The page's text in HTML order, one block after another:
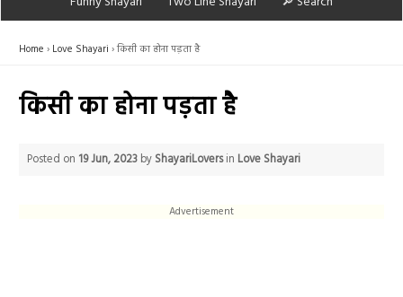
Home Love Shayari किसी का होना पड़ता है
किसी का होना पड़ता है
Posted on 19 Jun, 2023 by ShayariLoversin Love Shayari
Advertisement